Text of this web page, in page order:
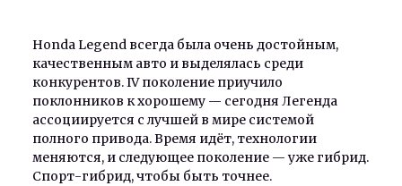
Honda Legend всегда была очень достойным,
качественным авто и выделялась среди
конкурентов. IV поколение приучило
поклонников к хорошему — сегодня Легенда
ассоциируется с лучшей в мире системой
полного привода. Время идёт, технологии
меняются, и следующее поколение — уже гибрид.
Спорт-гибрид, чтобы быть точнее.